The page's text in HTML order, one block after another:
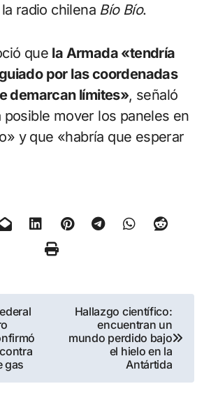
radio chilena Bío Bío.
que la Armada «tendría
por las coordenadas
demarcan límites», señaló
posible mover los paneles en
y que «habría que esperar
gas
Hallazgo científico:
encuentran un
mundo perdido bajo
el hielo en la
Antártida